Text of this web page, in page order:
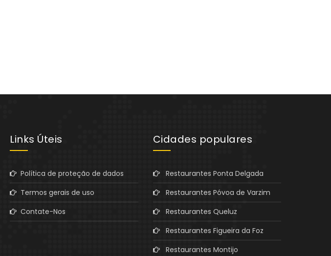
Links Úteis
Política de proteção de dados
Termos gerais de uso
Contate-Nos
Cidades populares
Restaurantes Ponta Delgada
Restaurantes Póvoa de Varzim
Restaurantes Queluz
Restaurantes Figueira da Foz
Restaurantes Montijo